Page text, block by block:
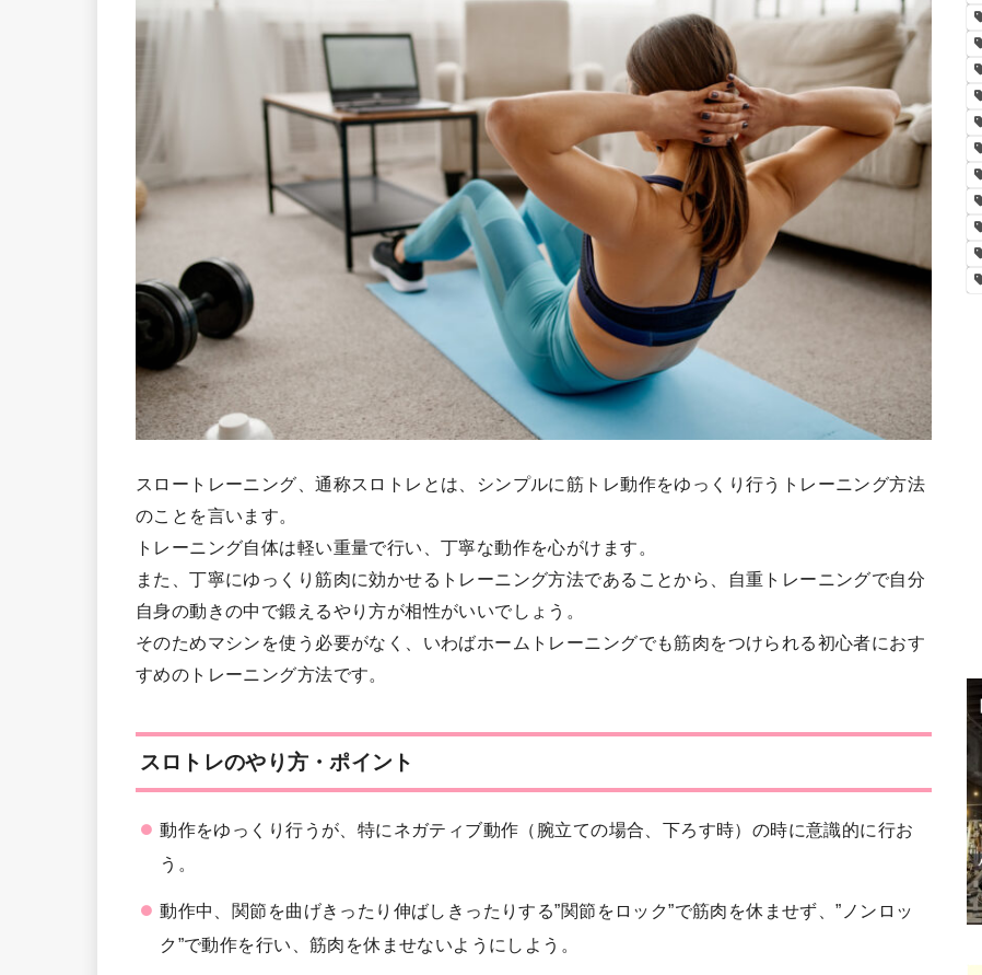
スロートレーニング、通称スロトレとは、シンプルに筋トレ動作をゆっくり行うトレーニング方法
のことを言います。
トレーニング自体は軽い重量で行い、丁寧な動作を心がけます。
また、丁寧にゆっくり筋肉に効かせるトレーニング方法であることから、自重トレーニングで自分
自身の動きの中で鍛えるやり方が相性がいいでしょう。
そのためマシンを使う必要がなく、いわばホームトレーニングでも筋肉をつけられる初心者におす
すめのトレーニング方法です。
スロトレのやり方・ポイント
動作をゆっくり行うが、特にネガティブ動作（腕立ての場合、下ろす時）の時に意識的に行お
う。
動作中、関節を曲げきったり伸ばしきったりする”関節をロック”で筋肉を休ませず、”ノンロッ
ク”で動作を行い、筋肉を休ませないようにしよう。